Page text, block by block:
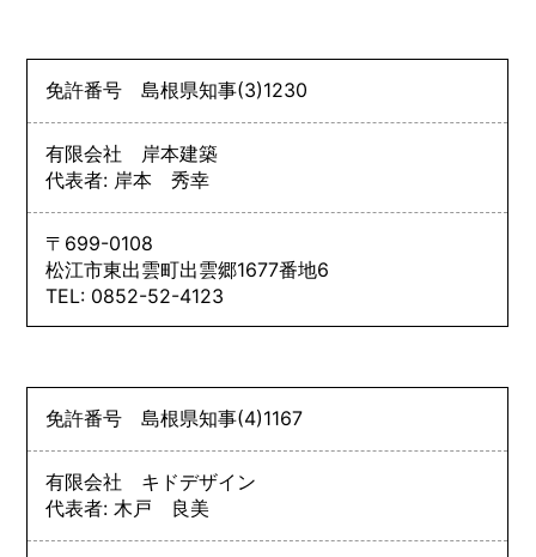
免許番号島根県知事(3)1230
有限会社 岸本建築
代表者: 岸本 秀幸
〒699-0108
松江市東出雲町出雲郷1677番地6
TEL: 0852-52-4123
免許番号島根県知事(4)1167
有限会社 キドデザイン
代表者: 木戸 良美